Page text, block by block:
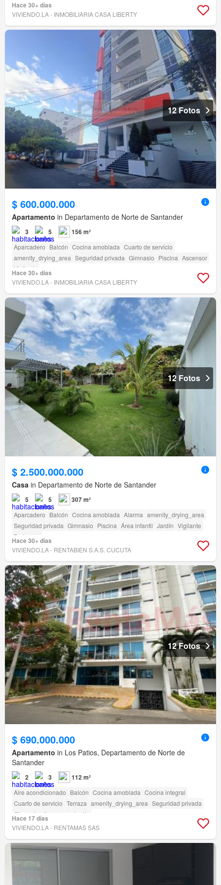
Hace 30+ días
VIVIENDO.LA - INMOBILIARIA CASA LIBERTY
12 Fotos
$ 600.000.000
Apartamento in Departamento de Norte de Santander
3 5 156 m²
Aparcadero Balcón Cocina amoblada Cuarto de servicio
amenity_drying_area Seguridad privada Gimnasio Piscina Ascensor
Vigilante
Hace 30+ días
VIVIENDO.LA - INMOBILIARIA CASA LIBERTY
12 Fotos
$ 2.500.000.000
Casa in Departamento de Norte de Santander
5 5 307 m²
Aparcadero Balcón Cocina amoblada Alarma amenity_drying_area
Seguridad privada Gimnasio Piscina Área infantil Jardín Vigilante
Barbecue
Hace 30+ días
VIVIENDO.LA - RENTABIEN S.A.S. CUCUTA
12 Fotos
$ 690.000.000
Apartamento in Los Patios, Departamento de Norte de
Santander
2 3 112 m²
Aire acondicionado Balcón Cocina amoblada Cocina integral
Cuarto de servicio Terraza amenity_drying_area Seguridad privada
Gimnasio
Ascensor Jardín
Hace 17 días
VIVIENDO.LA - RENTAMAS SAS